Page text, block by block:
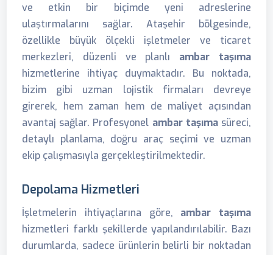
ve etkin bir biçimde yeni adreslerine
ulaştırmalarını sağlar. Ataşehir bölgesinde,
özellikle büyük ölçekli işletmeler ve ticaret
merkezleri, düzenli ve planlı ambar taşıma
hizmetlerine ihtiyaç duymaktadır. Bu noktada,
bizim gibi uzman lojistik firmaları devreye
girerek, hem zaman hem de maliyet açısından
avantaj sağlar. Profesyonel ambar taşımasüreci,
detaylı planlama, doğru araç seçimi ve uzman
ekip çalışmasıyla gerçekleştirilmektedir.
Depolama Hizmetleri
İşletmelerin ihtiyaçlarına göre, ambar taşıma
hizmetleri farklı şekillerde yapılandırılabilir. Bazı
durumlarda, sadece ürünlerin belirli bir noktadan